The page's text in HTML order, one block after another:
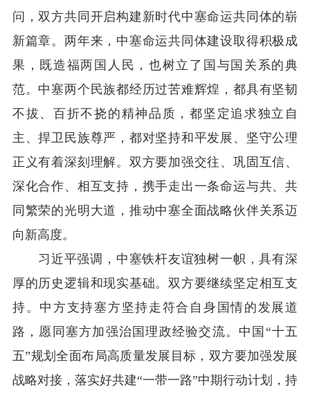
问，双方共同开启构建新时代中塞命运共同体的崭
新篇章。两年来，中塞命运共同体建设取得积极成
果，既造福两国人民，也树立了国与国关系的典
范。中塞两个民族都经历过苦难辉煌，都具有坚韧
不拔、百折不挠的精神品质，都坚定追求独立自
主、捍卫民族尊严，都对坚持和平发展、坚守公理
正义有着深刻理解。双方要加强交往、巩固互信、
深化合作、相互支持，携手走出一条命运与共、共
同繁荣的光明大道，推动中塞全面战略伙伴关系迈
向新高度。
习近平强调，中塞铁杆友谊独树一帜，具有深
厚的历史逻辑和现实基础。双方要继续坚定相互支
持。中方支持塞方坚持走符合自身国情的发展道
路，愿同塞方加强治国理政经验交流。中国“十五
五”规划全面布局高质量发展目标，双方要加强发展
战略对接，落实好共建“一带一路”中期行动计划，持